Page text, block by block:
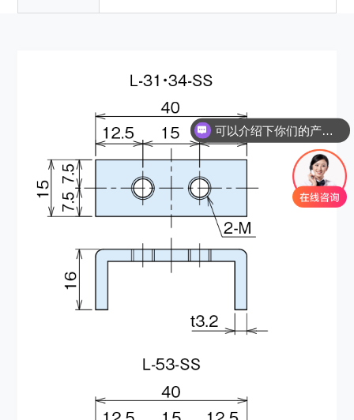
可以介绍下你们的产品么